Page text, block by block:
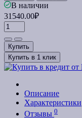
В наличии
31540.00₽
Купить
Купить в 1 клик
Описание
Характеристики
Отзывы 0